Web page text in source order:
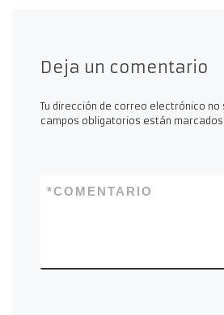
Deja un comentario
Tu dirección de correo electrónico no
campos obligatorios están marcados
COMENTARIO
*